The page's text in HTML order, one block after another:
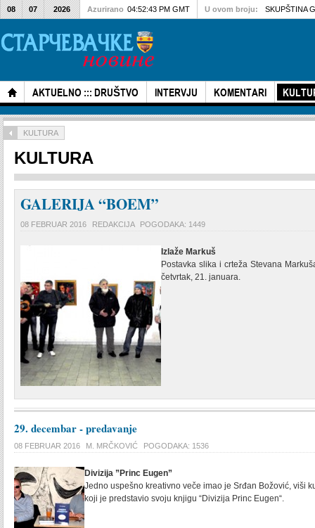
AKTUELNO ::: DRUŠTVO INTERVJU KOMENTARI
08 07 2026 Azurirano 04:52:43 PM GMT U ovom broju: SKUPŠTINA
KULTURA
KULTURA
GALERIJA “BOEM”
08 FEBRUAR 2016 REDAKCIJA POGODAKA: 1449
Izlaže Markuš
Postavka slika i crteža Stevana
četvrtak, 21. januara.
29. decembar - predavanje
08 FEBRUAR 2016 M. MRČKOVIĆ POGODAKA: 1536
Divizija ”Princ Eugen”
Jedno uspešno kreativno veče imao je Srđan Božović, viši
koji je predstavio svoju knjigu “Divizija Princ Eugen“.